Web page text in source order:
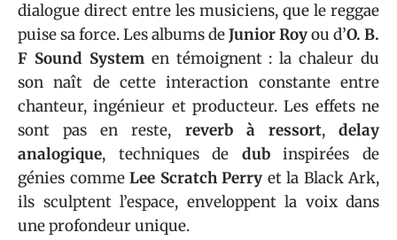
dialogue direct entre les musiciens, que le reggae
puise sa force. Les albums deJunior Royou d’O. B.
F Sound Systemen témoignent : la chaleur du
son naît de cette interaction constante entre
chanteur, ingénieur et producteur. Les effets ne
sont pas en reste, reverb à ressort,delay
analogique, techniques de dubinspirées de
génies comme Lee Scratch Perry et la Black Ark,
ils sculptent l’espace, enveloppent la voix dans
une profondeur unique.